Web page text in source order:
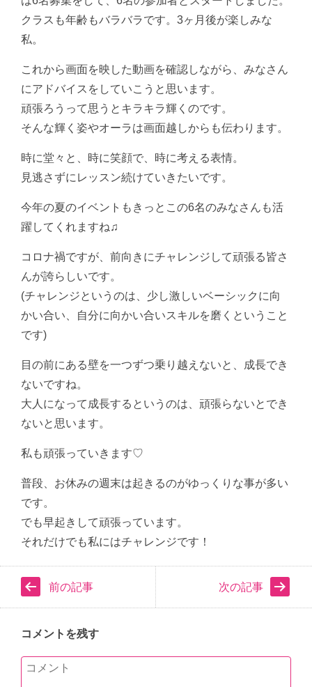
クラスも年齢もバラバラです。3ヶ月後が楽しみな
私。
これから画面を映した動画を確認しながら、みなさん
にアドバイスをしていこうと思います。
頑張ろうって思うとキラキラ輝くのです。
そんな輝く姿やオーラは画面越しからも伝わります。
時に堂々と、時に笑顔で、時に考える表情。
見逃さずにレッスン続けていきたいです。
今年の夏のイベントもきっとこの6名のみなさんも活
躍してくれますね♫
コロナ禍ですが、前向きにチャレンジして頑張る皆さ
んが誇らしいです。
(チャレンジというのは、少し激しいベーシックに向
かい合い、自分に向かい合いスキルを磨くということ
です)
目の前にある壁を一つずつ乗り越えないと、成長でき
ないですね。
大人になって成長するというのは、頑張らないとでき
ないと思います。
私も頑張っていきます♡
普段、お休みの週末は起きるのがゆっくりな事が多い
です。
でも早起きして頑張っています。
それだけでも私にはチャレンジです！
前の記事 次の記事
コメントを残す